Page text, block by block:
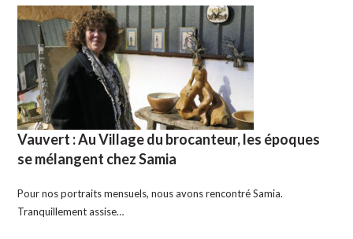
Vauvert : Au Village du brocanteur, les époques
se mélangent chez Samia
Pour nos portraits mensuels, nous avons rencontré Samia.
Tranquillement assise…